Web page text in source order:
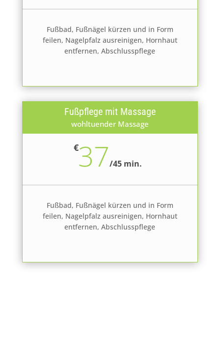
Fußbad, Fußnägel kürzen und in Form
feilen, Nagelpfalz ausreinigen, Hornhaut
entfernen, Abschlusspflege
Fußpflege mit Massage
wohltuender Massage
€37/45 min.
Fußbad, Fußnägel kürzen und in Form
feilen, Nagelpfalz ausreinigen, Hornhaut
entfernen, Abschlusspflege